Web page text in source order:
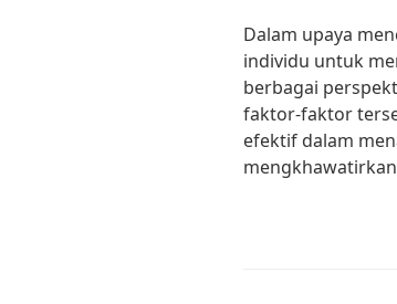
Dalam upaya
individu untuk
berbagai
faktor-faktor
efektif dalam